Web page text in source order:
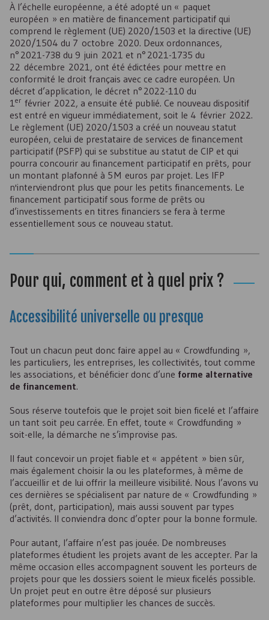
À l’échelle européenne, a été adopté un « paquet
européen » en matière de financement participatif qui
comprend le règlement (UE) 2020/1503 et la directive (UE)
2020/1504 du 7 octobre 2020. Deux ordonnances,
n° 2021-738 du 9 juin 2021 et n° 2021-1735 du
22 décembre 2021, ont été édictées pour mettre en
conformité le droit français avec ce cadre européen. Un
décret d’application, le décret n° 2022-110 du
1er février 2022, a ensuite été publié. Ce nouveau dispositif
est entré en vigueur immédiatement, soit le 4 février 2022.
Le règlement (UE) 2020/1503 a créé un nouveau statut
européen, celui de prestataire de services de financement
participatif (PSFP) qui se substitue au statut de CIP et qui
pourra concourir au financement participatif en prêts, pour
un montant plafonné à 5 M euros par projet. Les IFP
n'interviendront plus que pour les petits financements. Le
financement participatif sous forme de prêts ou
d’investissements en titres financiers se fera à terme
essentiellement sous ce nouveau statut.
Pour qui, comment et à quel prix ?
Accessibilité universelle ou presque
Tout un chacun peut donc faire appel au « Crowdfunding »,
les particuliers, les entreprises, les collectivités, tout comme
les associations, et bénéficier donc d’une forme alternative
de financement.
Sous réserve toutefois que le projet soit bien ficelé et l’affaire
un tant soit peu carrée. En effet, toute « Crowdfunding »
soit-elle, la démarche ne s’improvise pas.
Il faut concevoir un projet fiable et « appétent » bien sûr,
mais également choisir la ou les plateformes, à même de
l’accueillir et de lui offrir la meilleure visibilité. Nous l’avons vu
ces dernières se spécialisent par nature de « Crowdfunding »
(prêt, dont, participation), mais aussi souvent par types
d’activités. Il conviendra donc d’opter pour la bonne formule.
Pour autant, l’affaire n’est pas jouée. De nombreuses
plateformes étudient les projets avant de les accepter. Par la
même occasion elles accompagnent souvent les porteurs de
projets pour que les dossiers soient le mieux ficelés possible.
Un projet peut en outre être déposé sur plusieurs
plateformes pour multiplier les chances de succès.